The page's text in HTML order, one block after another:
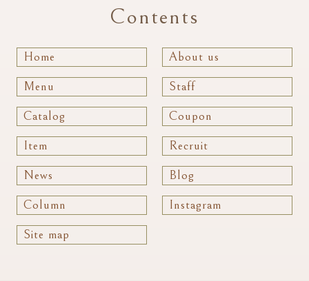
Contents
Home About us
Menu Staff
Catalog Coupon
Item Recruit
News Blog
Column Instagram
Site map